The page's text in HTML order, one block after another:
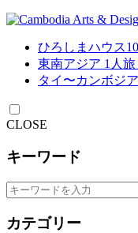
ひろしまハウス
東南アジア 1人旅
タイ〜カンボジ
CLOSE
キーワード
カテゴリー